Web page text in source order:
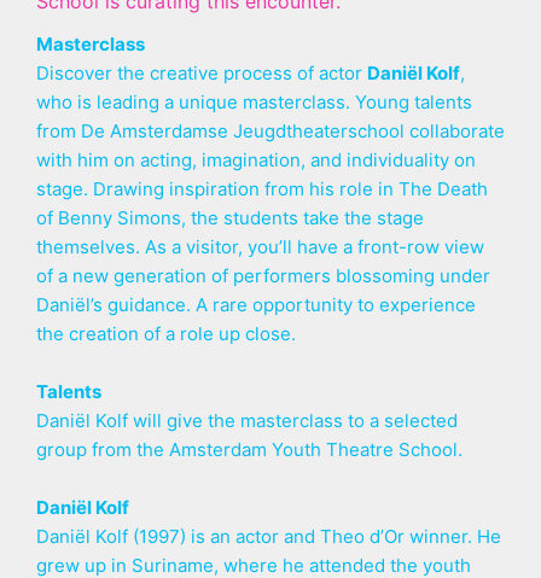
Masterclass
Discover the creative process of actor Daniël Kolf,
who is leading a unique masterclass. Young talents
from De Amsterdamse Jeugdtheaterschool collaborate
with him on acting, imagination, and individuality on
stage. Drawing inspiration from his role in The Death
of Benny Simons, the students take the stage
themselves. As a visitor, you’ll have a front-row view
of a new generation of performers blossoming under
Daniël’s guidance. A rare opportunity to experience
the creation of a role up close.
Talents
Daniël Kolf will give the masterclass to a selected
group from the Amsterdam Youth Theatre School.
Daniël Kolf
Daniël Kolf (1997) is an actor and Theo d’Or winner. He
grew up in Suriname, where he attended the youth